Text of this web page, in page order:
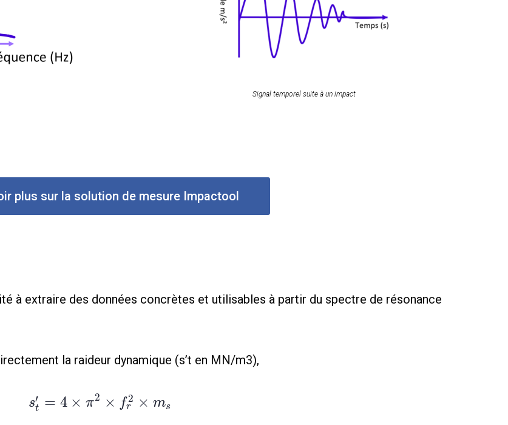
Signal temporel suite à un impact
plus sur la solution de mesure Impactool
à extraire des données concrètes et utilisables à partir du spectre de résonance
la raideur dynamique (s’t en MN/m3),
s′
t = 4 × π2 × f2
r × ms